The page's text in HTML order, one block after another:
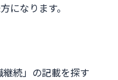
になります。
続」の記載を探す